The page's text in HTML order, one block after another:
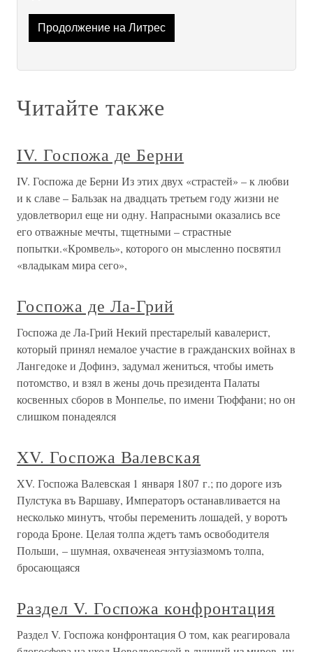
Продолжение на Литрес
Читайте также
IV. Госпожа де Берни
IV. Госпожа де Берни Из этих двух «страстей» – к любви
и к славе – Бальзак на двадцать третьем году жизни не
удовлетворил еще ни одну. Напрасными оказались все
его отважные мечты, тщетными – страстные
попытки.«Кромвель», которого он мысленно посвятил
«владыкам мира сего»,
Госпожа де Ла-Грий
Госпожа де Ла-Грий Некий престарелый кавалерист,
который принял немалое участие в гражданских войнах в
Лангедоке и Дофинэ, задумал жениться, чтобы иметь
потомство, и взял в жены дочь президента Палаты
косвенных сборов в Монпелье, по имени Тюффани; но он
слишком понадеялся
XV. Госпожа Валевская
XV. Госпожа Валевская 1 января 1807 г.; по дороге изъ
Пулстука въ Варшаву, Императоръ останавливается на
несколько минутъ, чтобы переменить лошадей, у воротъ
города Броне. Целая толпа ждетъ тамъ освободителя
Польши, – шумная, охваченеая энтузіазмомъ толпа,
бросающаяся
Раздел V. Госпожа конфронтация
Раздел V. Госпожа конфронтация О том, как реагировала